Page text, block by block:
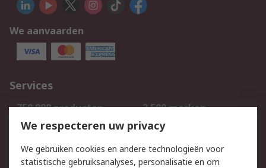
We aanvaarden
Services
750.000 producten
2.500 merken
Bestellen
Inkoopoplossingen
Track & Trace
We respecteren uw privacy
We gebruiken cookies en andere technologieën voor
statistische gebruiksanalyses, personalisatie en om